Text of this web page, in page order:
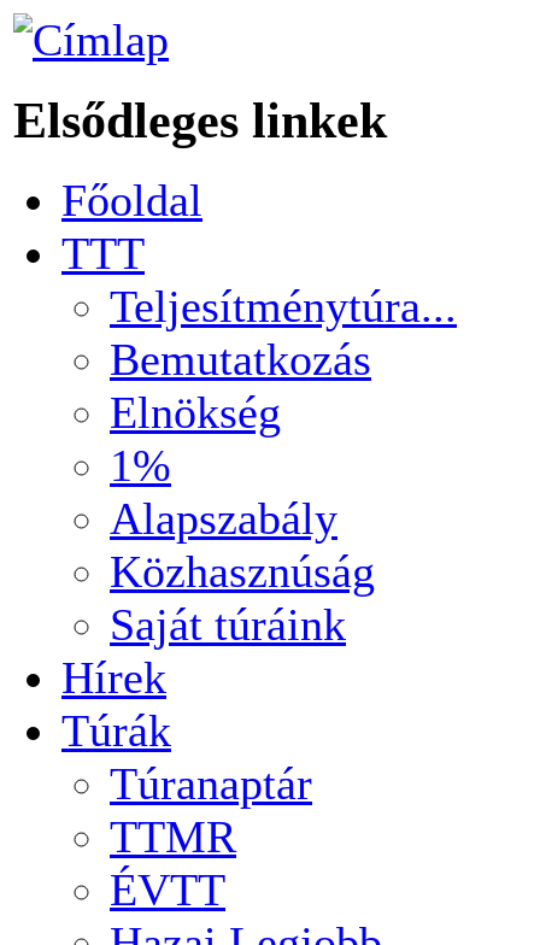
Elsődleges linkek
Főoldal
TTT
Teljesítménytúra...
Bemutatkozás
Elnökség
1%
Alapszabály
Közhasznúság
Saját túráink
Hírek
Túrák
Túranaptár
TTMR
ÉVTT